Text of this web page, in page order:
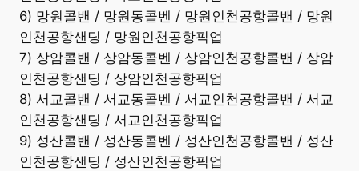
6) 망원콜밴 / 망원동콜벤 / 망원인천공항콜밴 / 망원
인천공항샌딩 / 망원인천공항픽업
7) 상암콜밴 / 상암동콜벤 / 상암인천공항콜밴 / 상암
인천공항샌딩 / 상암인천공항픽업
8) 서교콜밴 / 서교동콜벤 / 서교인천공항콜밴 / 서교
인천공항샌딩 / 서교인천공항픽업
9) 성산콜밴 / 성산동콜벤 / 성산인천공항콜밴 / 성산
인천공항샌딩 / 성산인천공항픽업